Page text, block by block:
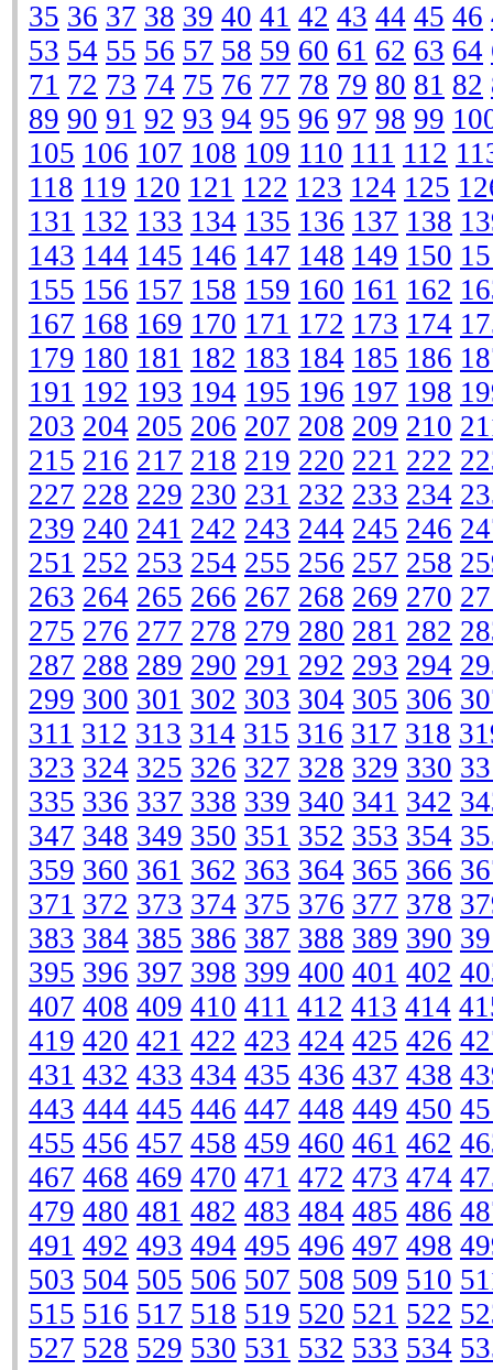
35 36 37 38 39 40 41 42 43 44 45 46
53 54 55 56 57 58 59 60 61 62 63 64
71 72 73 74 75 76 77 78 79 80 81 82
89 90 91 92 93 94 95 96 97 98 99
105 106 107 108 109 110 111 112
118 119 120 121 122 123 124 125
131 132 133 134 135 136 137 138
143 144 145 146 147 148 149 150
155 156 157 158 159 160 161 162
167 168 169 170 171 172 173 174
179 180 181 182 183 184 185 186
191 192 193 194 195 196 197 198
203 204 205 206 207 208 209 210
215 216 217 218 219 220 221 222
227 228 229 230 231 232 233 234
239 240 241 242 243 244 245 246
251 252 253 254 255 256 257 258
263 264 265 266 267 268 269 270
275 276 277 278 279 280 281 282
287 288 289 290 291 292 293 294
299 300 301 302 303 304 305 306
311 312 313 314 315 316 317 318
323 324 325 326 327 328 329 330
335 336 337 338 339 340 341 342
347 348 349 350 351 352 353 354
359 360 361 362 363 364 365 366
371 372 373 374 375 376 377 378
383 384 385 386 387 388 389 390
395 396 397 398 399 400 401 402
407 408 409 410 411 412 413 414
419 420 421 422 423 424 425 426
431 432 433 434 435 436 437 438
443 444 445 446 447 448 449 450
455 456 457 458 459 460 461 462
467 468 469 470 471 472 473 474
479 480 481 482 483 484 485 486
491 492 493 494 495 496 497 498
503 504 505 506 507 508 509 510
515 516 517 518 519 520 521 522
527 528 529 530 531 532 533 534